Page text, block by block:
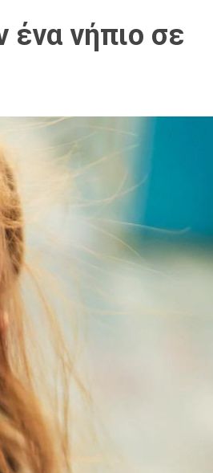
ένα νήπιο σε